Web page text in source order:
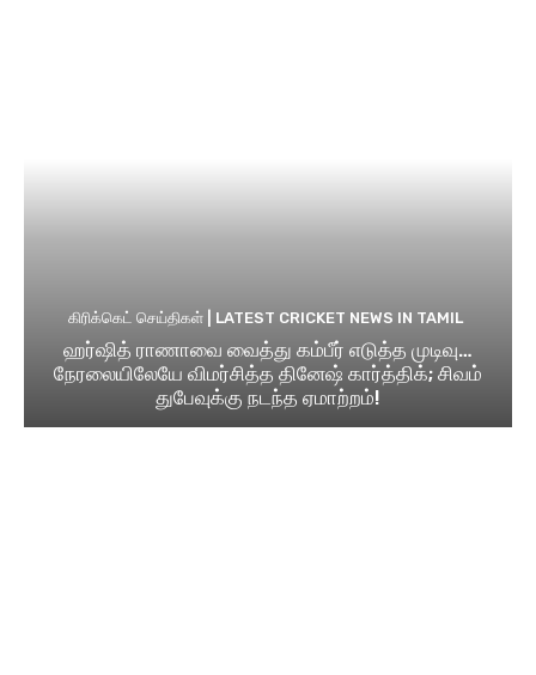
கிரிக்கெட் செய்திகள் | LATEST CRICKET NEWS IN TAMIL
ஹர்ஷித் ராணாவை வைத்து கம்பீர் எடுத்த முடிவு…
நேரலையிலேயே விமர்சித்த தினேஷ் கார்த்திக்; சிவம்
துபேவுக்கு நடந்த ஏமாற்றம்!